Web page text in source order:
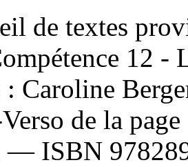
de textes
12 -
: Caroline
de la
— ISBN